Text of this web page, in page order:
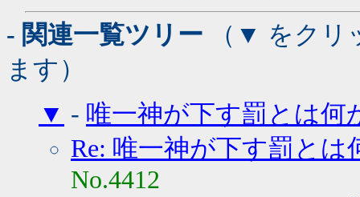
- 関連一覧ツリー （▼ をクリ
ます）
▼ - 唯一神が下す罰とは何
Re: 唯一神が下す罰とは
No.4412